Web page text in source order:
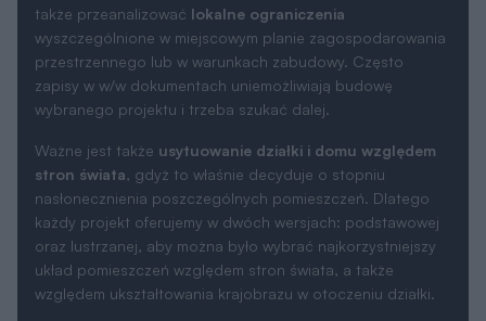
także przeanalizować lokalne ograniczenia
wyszczególnione w miejscowym planie zagospodarowania
przestrzennego lub w warunkach zabudowy. Często
zapisy w w/w dokumentach uniemożliwiają budowę
wybranego projektu i trzeba szukać dalej.
Ważne jest także usytuowanie działki i domu względem
stron świata, gdyż to właśnie decyduje o stopniu
nasłonecznienia poszczególnych pomieszczeń. Dlatego
każdy projekt oferujemy w dwóch wersjach: podstawowej
oraz lustrzanej, aby można było wybrać najkorzystniejszy
układ pomieszczeń względem stron świata, a także
względem ukształtowania krajobrazu w otoczeniu działki.